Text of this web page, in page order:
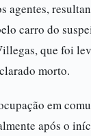
agentes,
carro do
que foi
morto.
em
após o